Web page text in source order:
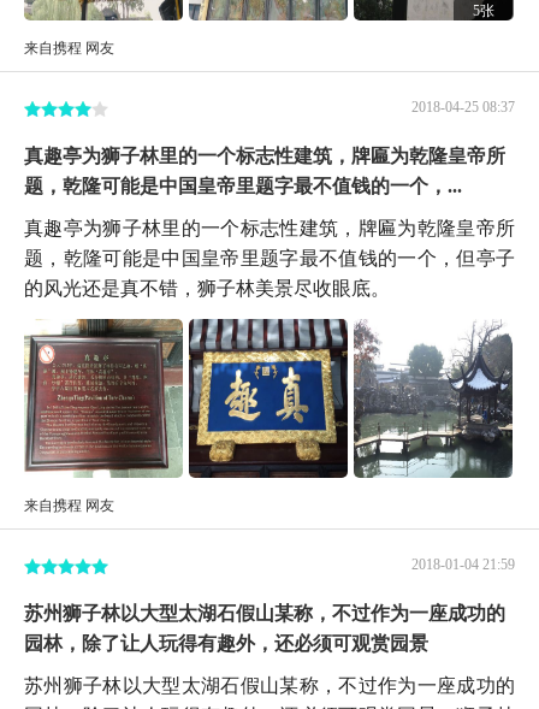
5张
来自携程 网友
2018-04-25 08:37
真趣亭为狮子林里的一个标志性建筑，牌匾为乾隆皇帝所
题，乾隆可能是中国皇帝里题字最不值钱的一个，...
真趣亭为狮子林里的一个标志性建筑，牌匾为乾隆皇帝所
题，乾隆可能是中国皇帝里题字最不值钱的一个，但亭子
的风光还是真不错，狮子林美景尽收眼底。
来自携程 网友
2018-01-04 21:59
苏州狮子林以大型太湖石假山某称，不过作为一座成功的
园林，除了让人玩得有趣外，还必须可观赏园景
苏州狮子林以大型太湖石假山某称，不过作为一座成功的